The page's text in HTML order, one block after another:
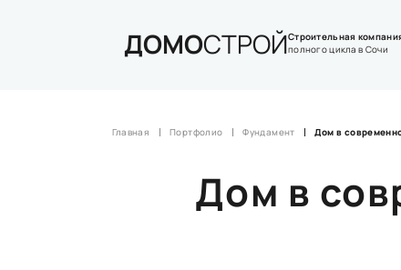
ДОМОСТРОЙСтроительная
полного цикла в Сочи
Главная Портфолио Фундамент Дом в
Дом в